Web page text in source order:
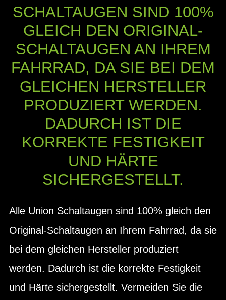
SCHALTAUGEN SIND 100%
GLEICH DEN ORIGINAL-
SCHALTAUGEN AN IHREM
FAHRRAD, DA SIE BEI DEM
GLEICHEN HERSTELLER
PRODUZIERT WERDEN.
DADURCH IST DIE
KORREKTE FESTIGKEIT
UND HÄRTE
SICHERGESTELLT.
Alle Union Schaltaugen sind 100% gleich den
Original-Schaltaugen an Ihrem Fahrrad, da sie
bei dem gleichen Hersteller produziert
werden. Dadurch ist die korrekte Festigkeit
und Härte sichergestellt. Vermeiden Sie die